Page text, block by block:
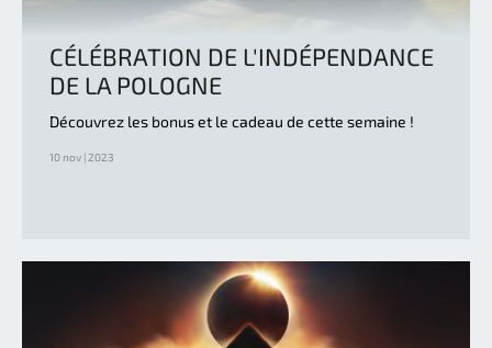
CÉLÉBRATION DE L'INDÉPENDANCE
DE LA POLOGNE
Découvrez les bonus et le cadeau de cette semaine !
10 nov | 2023